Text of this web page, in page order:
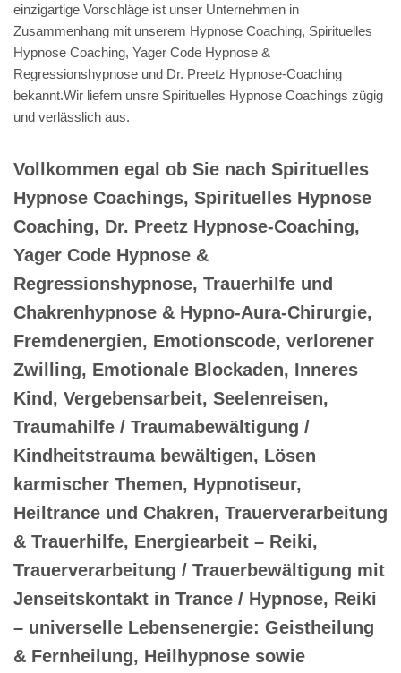
einzigartige Vorschläge ist unser Unternehmen in
Zusammenhang mit unserem Hypnose Coaching, Spirituelles
Hypnose Coaching, Yager Code Hypnose &
Regressionshypnose und Dr. Preetz Hypnose-Coaching
bekannt.Wir liefern unsre Spirituelles Hypnose Coachings zügig
und verlässlich aus.
Vollkommen egal ob Sie nach Spirituelles
Hypnose Coachings, Spirituelles Hypnose
Coaching, Dr. Preetz Hypnose-Coaching,
Yager Code Hypnose &
Regressionshypnose, Trauerhilfe und
Chakrenhypnose & Hypno-Aura-Chirurgie,
Fremdenergien, Emotionscode, verlorener
Zwilling, Emotionale Blockaden, Inneres
Kind, Vergebensarbeit, Seelenreisen,
Traumahilfe / Traumabewältigung /
Kindheitstrauma bewältigen, Lösen
karmischer Themen, Hypnotiseur,
Heiltrance und Chakren, Trauerverarbeitung
& Trauerhilfe, Energiearbeit – Reiki,
Trauerverarbeitung / Trauerbewältigung mit
Jenseitskontakt in Trance / Hypnose, Reiki
– universelle Lebensenergie: Geistheilung
& Fernheilung, Heilhypnose sowie